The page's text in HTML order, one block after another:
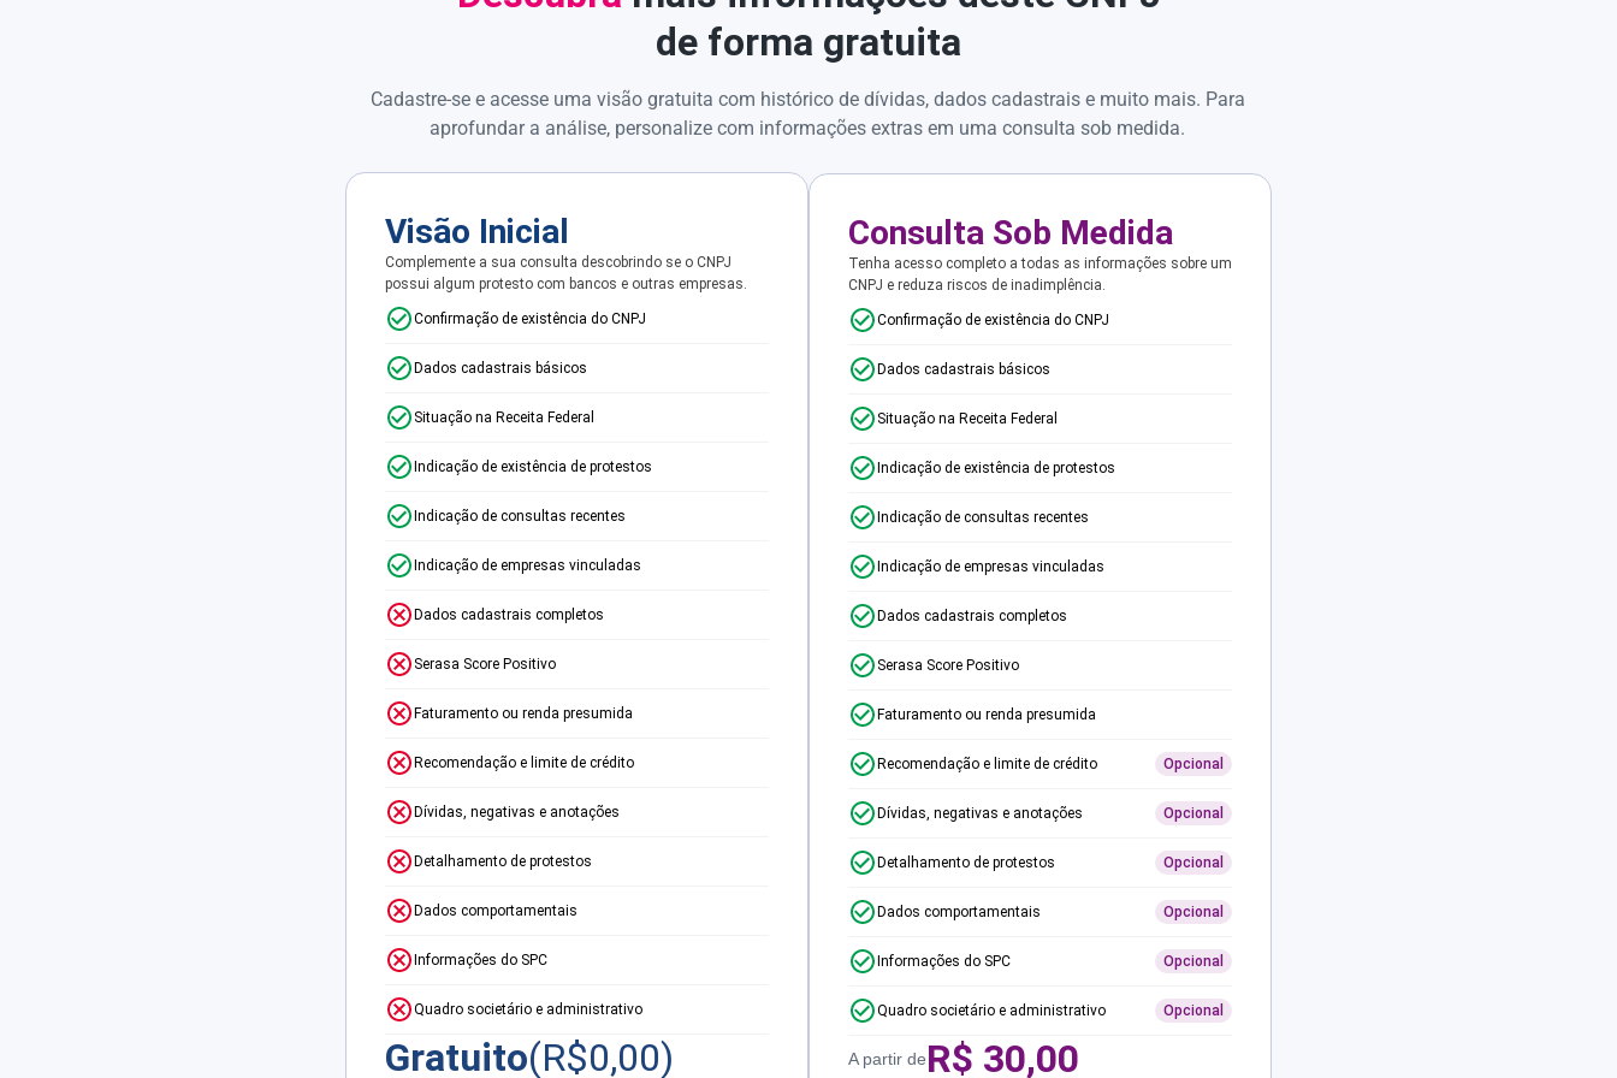
de forma gratuita
Cadastre-se e acesse uma visão gratuita com histórico de dívidas, dados cadastrais e muito mais. Para
aprofundar a análise, personalize com informações extras em uma consulta sob medida.
Visão Inicial
Complemente a sua consulta descobrindo se o CNPJ
possui algum protesto com bancos e outras empresas.
Confirmação de existência do CNPJ
Dados cadastrais básicos
Situação na Receita Federal
Indicação de existência de protestos
Indicação de consultas recentes
Indicação de empresas vinculadas
Dados cadastrais completos
Serasa Score Positivo
Faturamento ou renda presumida
Recomendação e limite de crédito
Dívidas, negativas e anotações
Detalhamento de protestos
Dados comportamentais
Informações do SPC
Quadro societário e administrativo
Gratuito(R$0,00)
Consulta Sob Medida
Tenha acesso completo a todas as informações sobre um
CNPJ e reduza riscos de inadimplência.
Confirmação de existência do CNPJ
Dados cadastrais básicos
Situação na Receita Federal
Indicação de existência de protestos
Indicação de consultas recentes
Indicação de empresas vinculadas
Dados cadastrais completos
Serasa Score Positivo
Faturamento ou renda presumida
Recomendação e limite de crédito Opcional
Dívidas, negativas e anotações Opcional
Detalhamento de protestos Opcional
Dados comportamentais Opcional
Informações do SPC Opcional
Quadro societário e administrativo Opcional
A partir deR$ 30,00